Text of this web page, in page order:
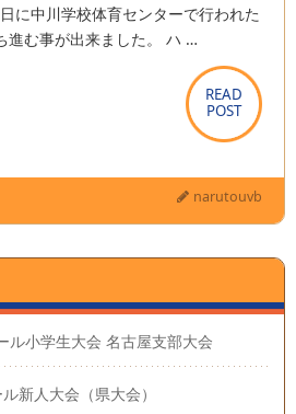
に中川学校体育センターで行われた
進む事が出来ました。 ハ …
READ
POST
READ
POST
narutouvb
ル小学生大会 名古屋支部大会
新人大会（県大会）